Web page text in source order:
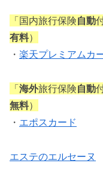
「国内旅行保険自動
有料）
・ 楽天プレミアムカ
「海外旅行保険自動
無料）
・ エポスカード
エステのエルセーヌ